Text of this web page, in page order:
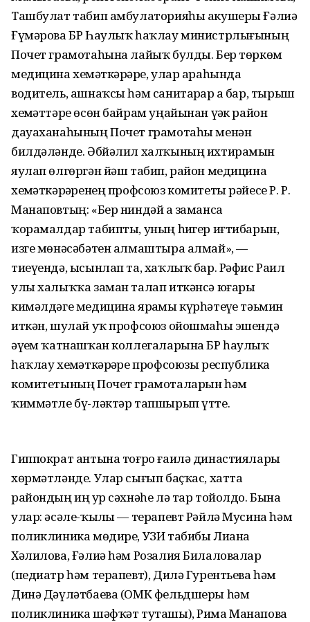
Ташбулат табип амбулаторияһы акушеры Ғәлиә
Ғүмәрова БР Һаулыҡ һаҡлау министрлығының
Почет грамотаһына лайыҡ булды. Бер төркөм
медицина хеҙмәткәрҙәре, улар араһында
водитель, ашнаҡсы һәм санитарҙар ҙа бар, тырыш
хеҙмәттәре өсөн байрам уңайынан үҙәк район
дауаханаһының Почет грамотаһы менән
билдәләнде. Әбйәлил халҡының ихтирамын
яулап өлгөргән йәш табип, район медицина
хеҙмәткәрҙәренең профсоюз комитеты рәйесе Р. Р.
Манаповтың: «Бер ниндәй ҙа заманса
ҡорамалдар табипты, уның һиҙгер иғтибарын,
изге мөнәсәбәтен алмаштыра алмай», —
тиеүендә, ысынлап та, хаҡлыҡ бар. Рәфис Раил
улы халыҡҡа заман талап иткәнсә юғары
кимәлдәге медицина ярҙамы күрһәтеүҙе тәьмин
иткән, шулай уҡ профсоюз ойошмаһы эшендә
әүҙем ҡатнашҡан коллегаларына БР һаулыҡ
һаҡлау хеҙмәткәрҙәре профсоюзы республика
комитетының Почет грамоталарын һәм
ҡиммәтле бү-ләктәр тапшырып үтте.
Гиппократ антына тоғро ғаилә династиялары
хөрмәтләнде. Улар сығып баҫҡас, хатта
райондың иң ҙур сәхнәһе лә тар тойолдо. Бына
улар: әсәле-ҡыҙлы — терапевт Рәйлә Мусина һәм
поликлиника мөдире, УЗИ табибы Лиана
Хәлилова, Ғәлиә һәм Розалия Билаловалар
(педиатр һәм терапевт), Дилә Гурентьева һәм
Динә Дәүләтбаева (ОМК фельдшеры һәм
поликлиника шәфҡәт туташы), Рима Манапова